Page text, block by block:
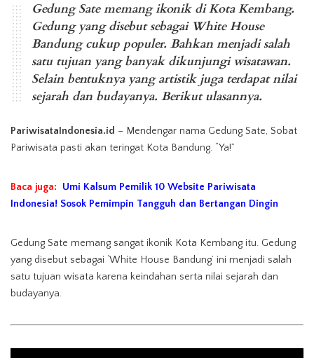
Gedung Sate memang ikonik di Kota Kembang.
Gedung yang disebut sebagai White House
Bandung cukup populer. Bahkan menjadi salah
satu tujuan yang banyak dikunjungi wisatawan.
Selain bentuknya yang artistik juga terdapat nilai
sejarah dan budayanya. Berikut ulasannya.
PariwisataIndonesia.id – Mendengar nama Gedung Sate, Sobat
Pariwisata pasti akan teringat Kota Bandung. “Ya!”
Baca juga: Umi Kalsum Pemilik 10 Website Pariwisata
Indonesia! Sosok Pemimpin Tangguh dan Bertangan Dingin
Gedung Sate memang sangat ikonik Kota Kembang itu. Gedung
yang disebut sebagai ‘White House Bandung’ ini menjadi salah
satu tujuan wisata karena keindahan serta nilai sejarah dan
budayanya.